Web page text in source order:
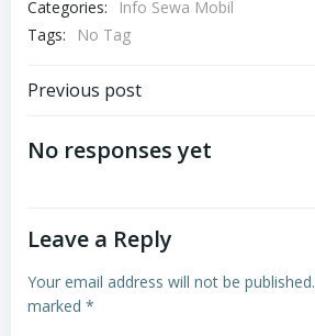
Categories:
Info Sewa Mobil
Tags:
No Tag
Post
navigation
Previous post
No responses yet
Leave a Reply
Your email address will not be published.
marked *